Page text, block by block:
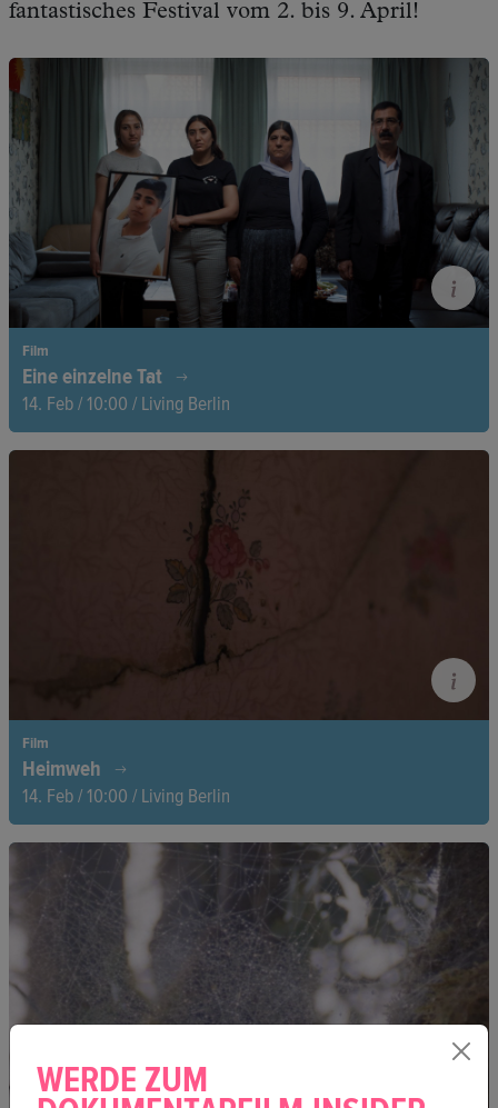
fantastisches Festival vom 2. bis 9. April!
Film
Eine einzelne Tat
14. Feb / 10:00 / Living Berlin
Zwischen Schuld und Erinnerung: Architektur wird zur
stummen Zeugin gesellschaftlicher und persönlicher Konflikte.
Film
Heimweh
14. Feb / 10:00 / Living Berlin
Ein leiser, intensiver Film über das tiefe Verlangen nach
Zugehörigkeit.
WERDE ZUM